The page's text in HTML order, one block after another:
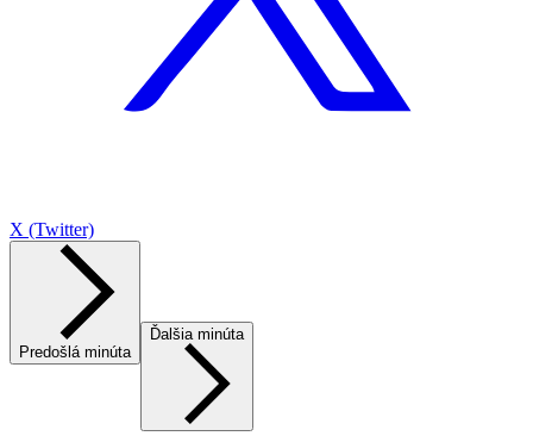
X (Twitter)
Predošlá minúta
Ďalšia minúta